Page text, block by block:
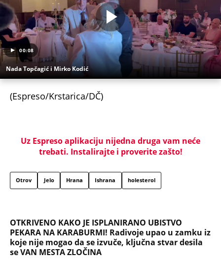
00:08
Nada Topčagić i Mirko Kodić
(Espreso/Krstarica/DČ)
Uz Espreso aplikaciju nijedna druga vam neće
trebati. Instalirajte i proverite zašto!
Otrov Jelo Hrana Ishrana holesterol
OTKRIVENO KAKO JE ISPLANIRANO UBISTVO
PEKARA NA KARABURMI! Radivoje upao u zamku iz
koje nije mogao da se izvuče, ključna stvar desila
se VAN MESTA ZLOČINA